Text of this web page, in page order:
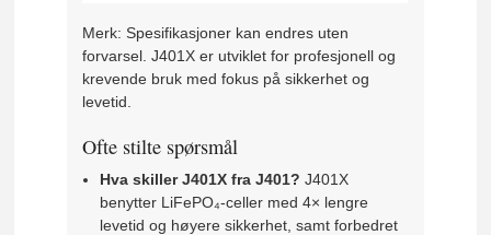
Merk: Spesifikasjoner kan endres uten
forvarsel. J401X er utviklet for profesjonell og
krevende bruk med fokus på sikkerhet og
levetid.
Ofte stilte spørsmål
Hva skiller J401X fra J401? J401X
benytter LiFePO₄-celler med 4× lengre
levetid og høyere sikkerhet, samt forbedret